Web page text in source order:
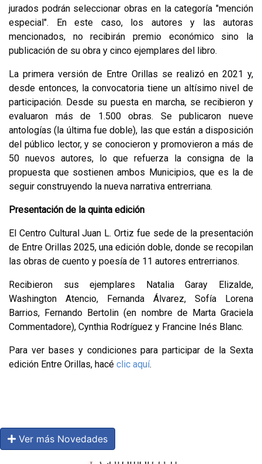
jurados podrán seleccionar obras en la categoría "mención
especial". En este caso, los autores y las autoras
mencionados, no recibirán premio económico sino la
publicación de su obra y cinco ejemplares del libro.
La primera versión de Entre Orillas se realizó en 2021 y,
desde entonces, la convocatoria tiene un altísimo nivel de
participación. Desde su puesta en marcha, se recibieron y
evaluaron más de 1.500 obras. Se publicaron nueve
antologías (la última fue doble), las que están a disposición
del público lector, y se conocieron y promovieron a más de
50 nuevos autores, lo que refuerza la consigna de la
propuesta que sostienen ambos Municipios, que es la de
seguir construyendo la nueva narrativa entrerriana.
Presentación de la quinta edición
El Centro Cultural Juan L. Ortiz fue sede de la presentación
de Entre Orillas 2025, una edición doble, donde se recopilan
las obras de cuento y poesía de 11 autores entrerrianos.
Recibieron sus ejemplares Natalia Garay Elizalde,
Washington Atencio, Fernanda Álvarez, Sofía Lorena
Barrios, Fernando Bertolin (en nombre de Marta Graciela
Commentadore), Cynthia Rodríguez y Francine Inés Blanc.
Para ver bases y condiciones para participar de la Sexta
edición Entre Orillas, hacé clic aquí.
Ver más Novedades